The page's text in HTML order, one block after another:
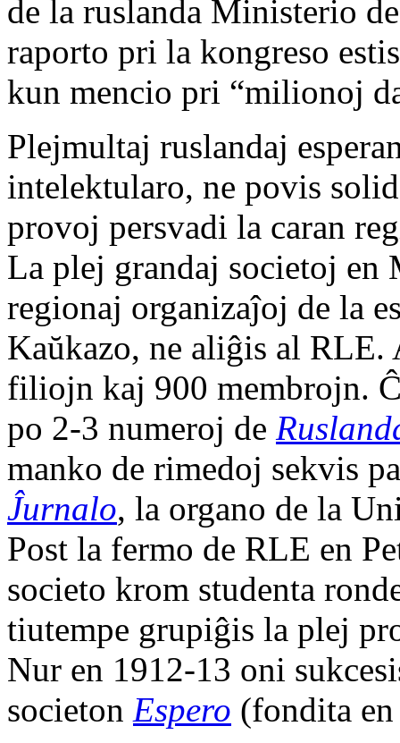
de la ruslanda Ministerio
raporto pri la kongreso
kun mencio pri “milionoj
Plejmultaj ruslandaj
intelektularo, ne povis
provoj persvadi la caran
La plej grandaj societoj
regionaj organizaĵoj de la
Kaŭkazo, ne aliĝis al
filiojn kaj 900 membrojn.
po 2-3 numeroj de
manko de rimedoj sekvis
Ĵurnalo, la organo de la
Post la fermo de RLE en
societo krom studenta
tiutempe grupiĝis la plej
Nur en 1912-13 oni
societon Espero (fondita